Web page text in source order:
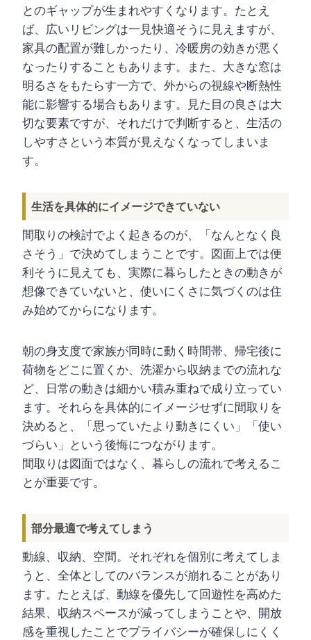
とのギャップが生まれやすくなります。たとえ
ば、広いリビングは一見快適そうに見えますが、
家具の配置が難しかったり、冷暖房の効きが悪く
なったりすることもあります。また、大きな窓は
明るさをもたらす一方で、外からの視線や断熱性
能に影響する場合もあります。見た目の良さは大
切な要素ですが、それだけで判断すると、生活の
しやすさという本質が見えなくなってしまいま
す。
生活を具体的にイメージできていない
間取りの検討でよく起きるのが、「なんとなく良
さそう」で決めてしまうことです。図面上では便
利そうに見えても、実際に暮らしたときの動きが
想像できていないと、使いにくさに気づくのは住
み始めてからになります。
朝の身支度で家族が同時に動く時間帯、帰宅後に
荷物をどこに置くか、洗濯から収納までの流れな
ど、日常の動きは細かい積み重ねで成り立ってい
ます。それらを具体的にイメージせずに間取りを
決めると、「思っていたより動きにくい」「使い
づらい」という後悔につながります。
間取りは図面ではなく、暮らしの流れで考えるこ
とが重要です。
部分最適で考えてしまう
動線、収納、空間。それぞれを個別に考えてしま
うと、全体としてのバランスが崩れることがあり
ます。たとえば、動線を優先して回遊性を高めた
結果、収納スペースが減ってしまうことや、開放
感を重視したことでプライバシーが確保しにくく